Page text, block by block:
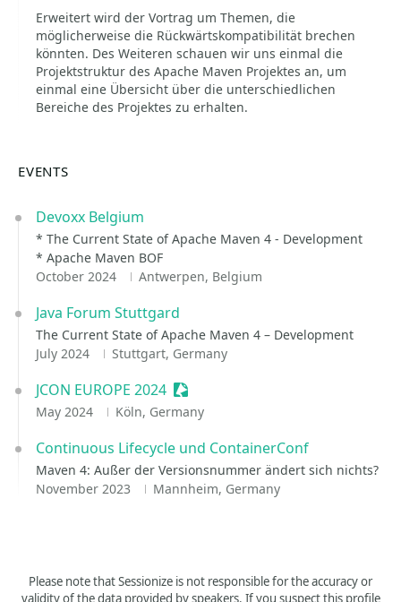
Erweitert wird der Vortrag um Themen, die
möglicherweise die Rückwärtskompatibilität brechen
könnten. Des Weiteren schauen wir uns einmal die
Projektstruktur des Apache Maven Projektes an, um
einmal eine Übersicht über die unterschiedlichen
Bereiche des Projektes zu erhalten.
EVENTS
Devoxx Belgium
* The Current State of Apache Maven 4 - Development
* Apache Maven BOF
October 2024
Antwerpen, Belgium
Java Forum Stuttgard
The Current State of Apache Maven 4 – Development
July 2024
Stuttgart, Germany
JCON EUROPE 2024 Sessionize Event
May 2024 Köln, Germany
Continuous Lifecycle und ContainerConf
Maven 4: Außer der Versionsnummer ändert sich nichts?
November 2023
Mannheim, Germany
Please note that Sessionize is not responsible for the accuracy or
validity of the data provided by speakers. If you suspect this profile